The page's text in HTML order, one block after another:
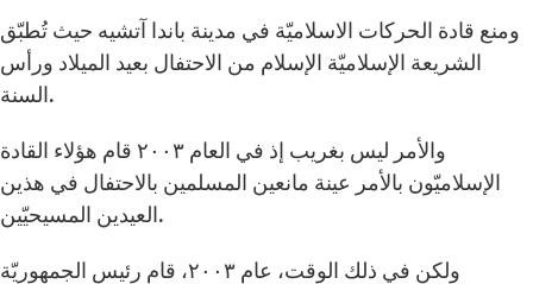
ومنع قادة الحركات الاسلاميّة في مدينة باندا آتشيه حيث تُطبّق
الشريعة الإسلاميّة الإسلام من الاحتفال بعيد الميلاد ورأس
السنة.
والأمر ليس بغريب إذ في العام ٢٠٠٣ قام هؤلاء القادة
الإسلاميّون بالأمر عينة مانعين المسلمين بالاحتفال في هذين
العيدين المسيحيّين.
ولكن في ذلك الوقت، عام ٢٠٠٣، قام رئيس الجمهوريّة